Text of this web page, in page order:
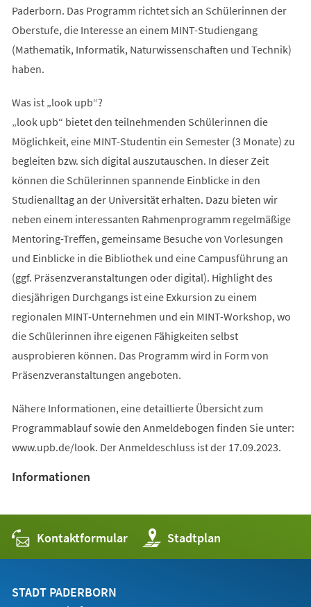
Paderborn. Das Programm richtet sich an Schülerinnen der
Oberstufe, die Interesse an einem MINT-Studiengang
(Mathematik, Informatik, Naturwissenschaften und Technik)
haben.
Was ist „look upb“?
„look upb“ bietet den teilnehmenden Schülerinnen die
Möglichkeit, eine MINT-Studentin ein Semester (3 Monate) zu
begleiten bzw. sich digital auszutauschen. In dieser Zeit
können die Schülerinnen spannende Einblicke in den
Studienalltag an der Universität erhalten. Dazu bieten wir
neben einem interessanten Rahmenprogramm regelmäßige
Mentoring-Treffen, gemeinsame Besuche von Vorlesungen
und Einblicke in die Bibliothek und eine Campusführung an
(ggf. Präsenzveranstaltungen oder digital). Highlight des
diesjährigen Durchgangs ist eine Exkursion zu einem
regionalen MINT-Unternehmen und ein MINT-Workshop, wo
die Schülerinnen ihre eigenen Fähigkeiten selbst
ausprobieren können. Das Programm wird in Form von
Präsenzveranstaltungen angeboten.
Nähere Informationen, eine detaillierte Übersicht zum
Programmablauf sowie den Anmeldebogen finden Sie unter:
www.upb.de/look. Der Anmeldeschluss ist der 17.09.2023.
Informationen
Kontaktformular Stadtplan
(Öffnet
in
einem
STADT PADERBORN